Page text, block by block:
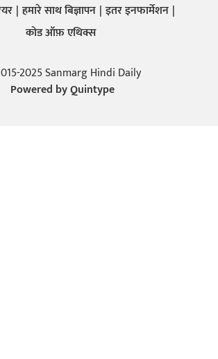
हमारे साथ बिज्ञापन इतर इनफार्मेशन
कोड ऑफ़ एथिक्स
2025 Sanmarg Hindi Daily
Powered byQuintype